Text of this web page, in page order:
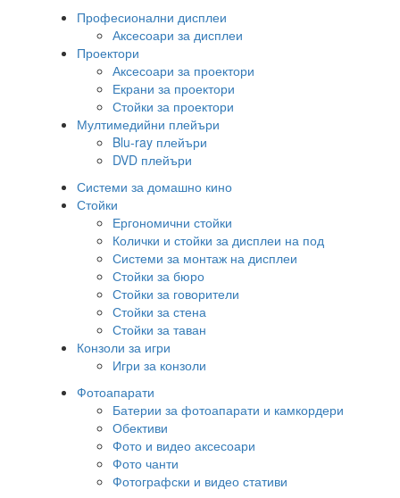
Професионални дисплеи
Аксесоари за дисплеи
Проектори
Аксесоари за проектори
Екрани за проектори
Стойки за проектори
Мултимедийни плейъри
Blu-ray плейъри
DVD плейъри
Системи за домашно кино
Стойки
Ергономични стойки
Колички и стойки за дисплеи на под
Системи за монтаж на дисплеи
Стойки за бюро
Стойки за говорители
Стойки за стена
Стойки за таван
Конзоли за игри
Игри за конзоли
Фотоапарати
Батерии за фотоапарати и камкордери
Обективи
Фото и видео аксесоари
Фото чанти
Фотографски и видео стативи